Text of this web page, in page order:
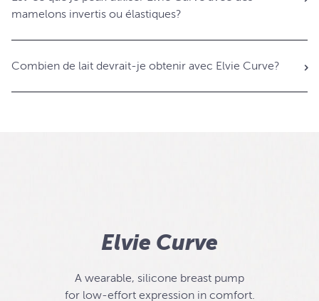
mamelons invertis ou élastiques?
Combien de lait devrait-je obtenir avec Elvie Curve?
Elvie Curve
A wearable, silicone breast pump
for low-effort expression in comfort.